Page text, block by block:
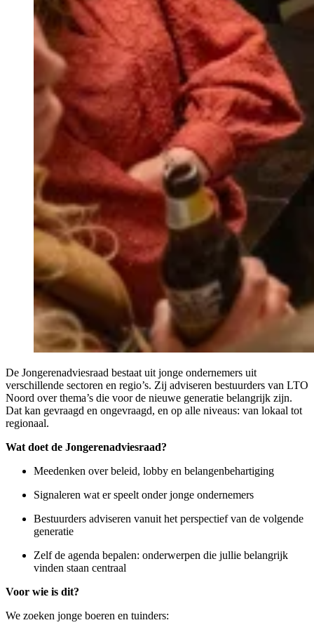
De Jongerenadviesraad bestaat uit jonge ondernemers uit
verschillende sectoren en regio’s. Zij adviseren bestuurders van LTO
Noord over thema’s die voor de nieuwe generatie belangrijk zijn.
Dat kan gevraagd en ongevraagd, en op alle niveaus: van lokaal tot
regionaal.
Wat doet de Jongerenadviesraad?
Meedenken over beleid, lobby en belangenbehartiging
Signaleren wat er speelt onder jonge ondernemers
Bestuurders adviseren vanuit het perspectief van de volgende
generatie
Zelf de agenda bepalen: onderwerpen die jullie belangrijk
vinden staan centraal
Voor wie is dit?
We zoeken jonge boeren en tuinders: